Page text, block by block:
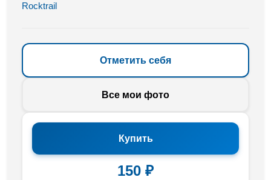
Rocktrail
Отметить себя
Все мои фото
Купить
150 ₽